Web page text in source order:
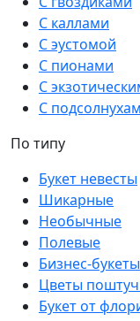
С каллами
С эустомой
С пионами
С
С
По типу
Букет невесты
Шикарные
Необычные
Полевые
Бизнес-букеты
Цветы
Букет от